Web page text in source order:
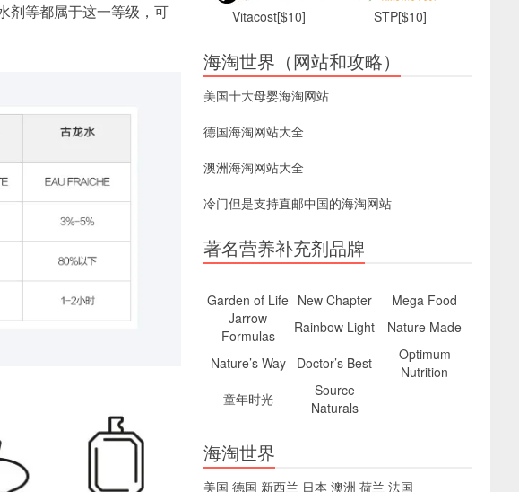
剂等都属于这一等级，可
Vitacost[$10] STP[$10]
海淘世界（网站和攻略）
美国十大母婴海淘网站
德国海淘网站大全
澳洲海淘网站大全
冷门但是支持直邮中国的海淘网站
著名营养补充剂品牌
Garden of Life New Chapter
Mega Food
Jarrow
Formulas
Rainbow Light
Nature Made
Nature’s Way
Doctor’s Best
Optimum
Nutrition
童年时光
Source
Naturals
海淘世界
美国 德国 新西兰 日本 澳洲 荷兰 法国